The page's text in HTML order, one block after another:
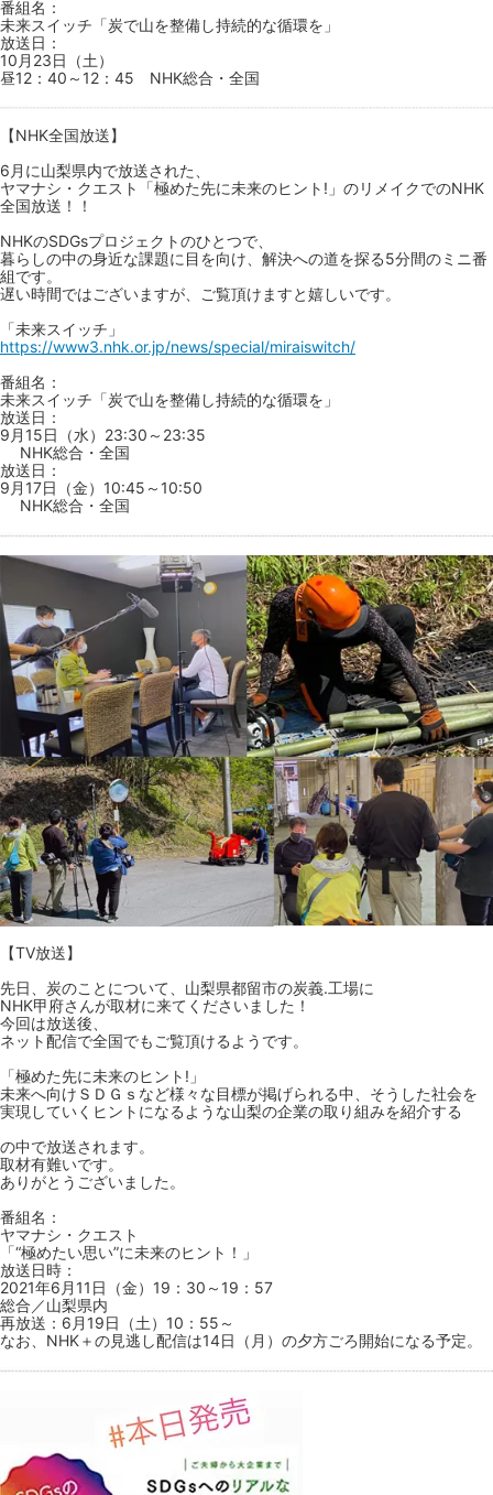
番組名：
未来スイッチ「炭で山を整備し持続的な循環を」
放送日：
10月23日（土）
昼12：40～12：45 NHK総合・全国
【NHK全国放送】
6月に山梨県内で放送された、
ヤマナシ・クエスト「極めた先に未来のヒント!」のリメイクでのNHK
全国放送！！
NHKのSDGsプロジェクトのひとつで、
暮らしの中の身近な課題に目を向け、解決への道を探る5分間のミニ番
組です。
遅い時間ではございますが、ご覧頂けますと嬉しいです。
「未来スイッチ」
https://www3.nhk.or.jp/news/special/miraiswitch/
番組名：
未来スイッチ「炭で山を整備し持続的な循環を」
放送日：
9月15日（水）23:30～23:35
NHK総合・全国
放送日：
9月17日（金）10:45～10:50
NHK総合・全国
【TV放送】
先日、炭のことについて、山梨県都留市の炭義.工場に
NHK甲府さんが取材に来てくださいました！
今回は放送後、
ネット配信で全国でもご覧頂けるようです。
「極めた先に未来のヒント!」
未来へ向けＳＤＧｓなど様々な目標が掲げられる中、そうした社会を
実現していくヒントになるような山梨の企業の取り組みを紹介する
の中で放送されます。
取材有難いです。
ありがとうございました。
番組名：
ヤマナシ・クエスト
「“極めたい思い”に未来のヒント！」
放送日時：
2021年6月11日（金）19：30～19：57
総合／山梨県内
再放送：6月19日（土）10：55～
なお、NHK＋の見逃し配信は14日（月）の夕方ごろ開始になる予定。